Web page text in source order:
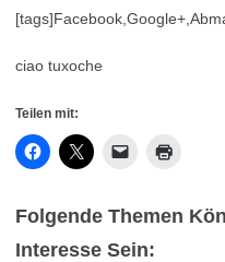
ciao tuxoche
Teilen mit:
Folgende Themen
Interesse Sein: